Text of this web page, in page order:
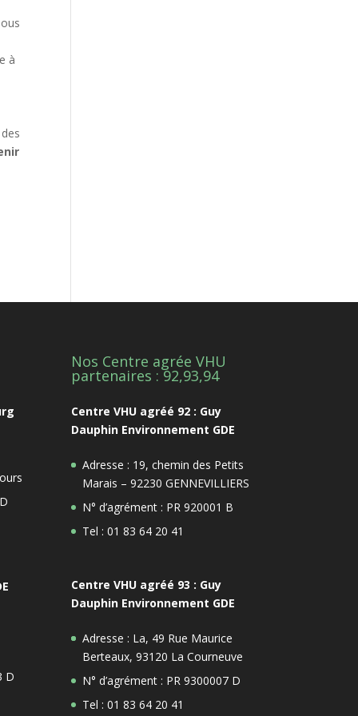
à
D
Nos Centre agrée VHU
partenaires : 92,93,94
Centre VHU agréé 92 : Guy
Dauphin Environnement GDE
Adresse : 19, chemin des Petits
Marais – 92230 GENNEVILLIERS
N° d’agrément : PR 920001 B
Tel : 01 83 64 20 41
Centre VHU agréé 93 : Guy
Dauphin Environnement GDE
Adresse : La, 49 Rue Maurice
Berteaux, 93120 La Courneuve
N° d’agrément : PR 9300007 D
Tel : 01 83 64 20 41